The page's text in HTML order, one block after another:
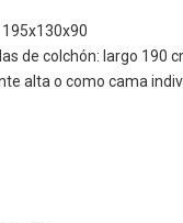
195x130x90
de colchón: largo 190
alta o como cama